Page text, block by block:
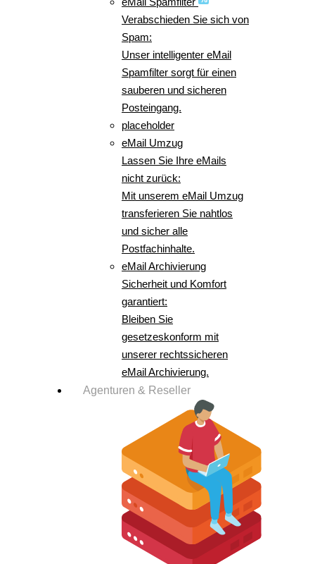
Verabschieden Sie sich von
Spam:
Unser intelligenter eMail
Spamfilter sorgt für einen
sauberen und sicheren
Posteingang.
placeholder
eMail Umzug
Lassen Sie Ihre eMails
nicht zurück:
Mit unserem eMail Umzug
transferieren Sie nahtlos
und sicher alle
Postfachinhalte.
eMail Archivierung
Sicherheit und Komfort
garantiert:
Bleiben Sie
gesetzeskonform mit
unserer rechtssicheren
eMail Archivierung.
Agenturen & Reseller